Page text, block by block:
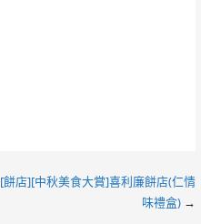
[餅店][中秋美食大賞]喜利廉餅店(仁情
味禮盒)→